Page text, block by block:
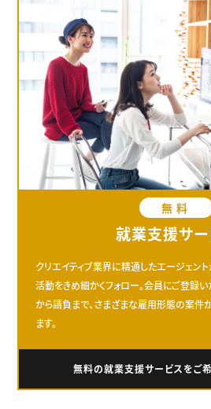
無料
就業支援サー
クリエイティブ業界に精通したエージェン
活動をきめ細かくフォロー。会員にご登録い
から請負まで、さまざまな雇用形態の案件
ます。
無料の就業支援サービスをご